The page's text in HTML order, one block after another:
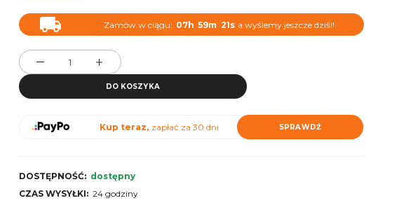
Zamów w ciągu: 07h 59m 20s a wyślemy jeszcze dziś!!
DO KOSZYKA
Kup teraz, zapłać za 30 dni SPRAWDŹ
DOSTĘPNOŚĆ: dostępny
CZAS WYSYŁKI: 24 godziny